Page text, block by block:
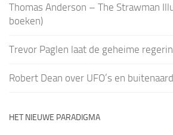
Thomas Anderson – The Strawman
boeken)
Trevor Paglen laat de geheime
Robert Dean over UFO’s en
HET NIEUWE PARADIGMA